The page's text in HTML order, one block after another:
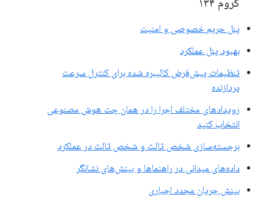
پنل حریم خصوصی و امنیت
بهبود پنل عملکرد
تنظیمات پیش‌فرض کالیبره شده برای کنترل سرعت
پردازنده
رویدادهای مختلف اجرا را در همان چت هوش مصنوعی
انتخاب کنید
برجسته‌سازی شخص ثالث و شخص ثالث در عملکرد
داده‌های میدانی در راهنماها و بینش‌های نشانگر
بینش جریان مجدد اجباری